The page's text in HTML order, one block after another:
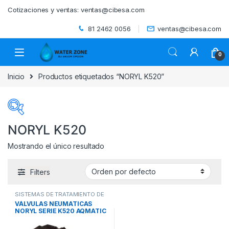
Cotizaciones y ventas: ventas@cibesa.com
81 2462 0056 ventas@cibesa.com
0
Inicio Productos etiquetados “NORYL K520”
ACCESORIOS (0)
BEBEDEROS(0)
NORYL K520
Mostrando el único resultado
Filters
SISTEMAS DE TRATAMIENTO DE
AGUA,VALVULAS NEUMATICAS
VALVULAS Y CONTROLES
VÁLVULAS NEUMATICAS
NORYL SERIE K520 AQMATIC